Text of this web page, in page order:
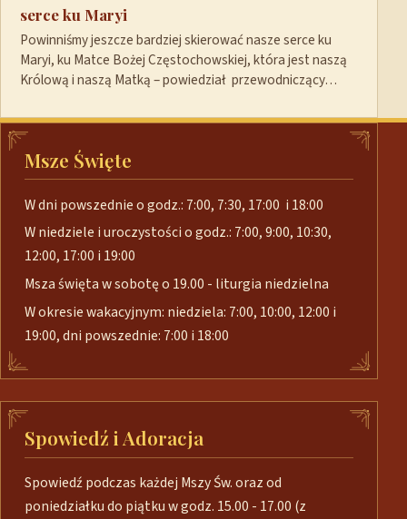
serce ku Maryi
Powinniśmy jeszcze bardziej skierować nasze serce ku
Maryi, ku Matce Bożej Częstochowskiej, która jest naszą
Królową i naszą Matką – powiedział przewodniczący…
Msze Święte
W dni powszednie o godz.: 7:00, 7:30, 17:00 i 18:00
W niedziele i uroczystości o godz.: 7:00, 9:00, 10:30,
12:00, 17:00 i 19:00
Msza święta w sobotę o 19.00 - liturgia niedzielna
W okresie wakacyjnym: niedziela: 7:00, 10:00, 12:00 i
19:00, dni powszednie: 7:00 i 18:00
Spowiedź i Adoracja
Spowiedź podczas każdej Mszy Św. oraz od
poniedziałku do piątku w godz. 15.00 - 17.00 (z